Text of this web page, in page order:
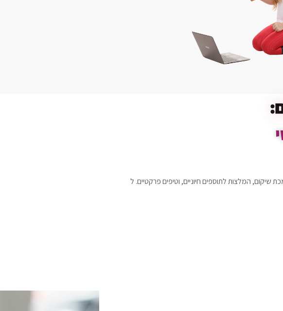
שיקום, המלצות לתוספים חיוניים, וטיפים פרקטיים. ל